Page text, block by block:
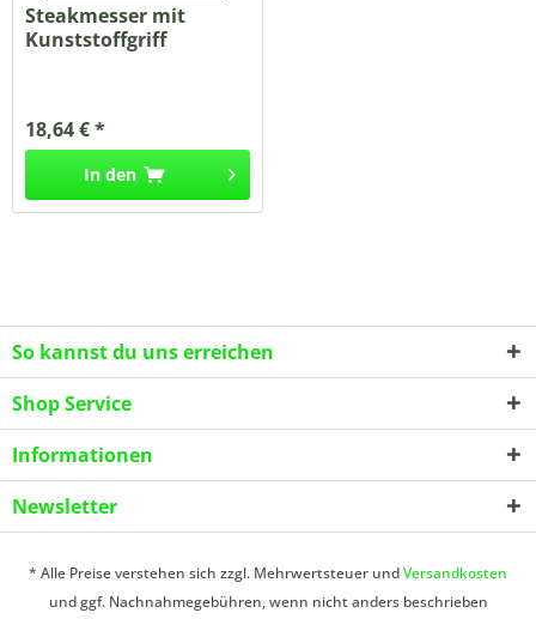
Steakmesser mit
Kunststoffgriff
18,64 € *
In den
So kannst du uns erreichen
Shop Service
Informationen
Newsletter
* Alle Preise verstehen sich zzgl. Mehrwertsteuer undVersandkosten
und ggf. Nachnahmegebühren, wenn nicht anders beschrieben